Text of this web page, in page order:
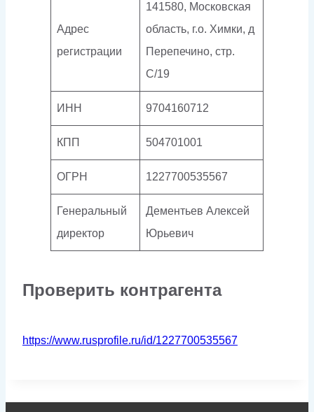
Адрес
регистрации
141580, Московская
область, г.о. Химки, д
Перепечино, стр.
С/19
ИНН 9704160712
КПП 504701001
ОГРН 1227700535567
Генеральный
директор
Дементьев Алексей
Юрьевич
Проверить контрагента
https://www.rusprofile.ru/id/1227700535567